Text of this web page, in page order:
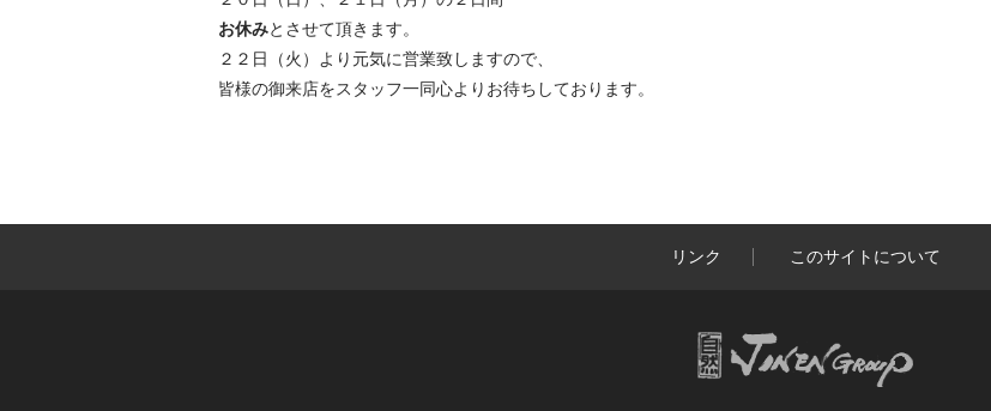
お休みとさせて頂きます。
２２日（火）より元気に営業致しますので、
皆様の御来店をスタッフ一同心よりお待ちしております。
リンク このサイトについて